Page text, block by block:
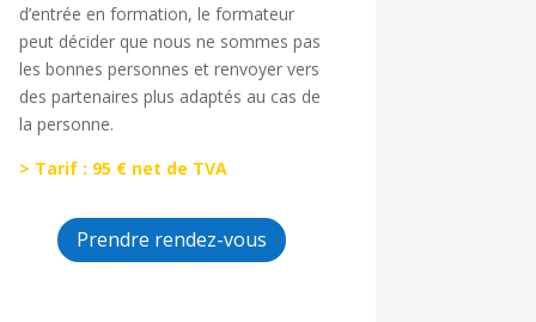
d’entrée en formation, le formateur
peut décider que nous ne sommes pas
les bonnes personnes et renvoyer vers
des partenaires plus adaptés au cas de
la personne.
> Tarif : 95 € net de TVA
Prendre rendez-vous